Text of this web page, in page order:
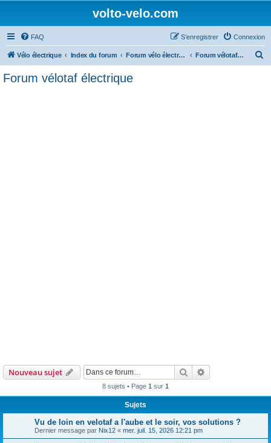
volto-velo.com
FAQ Connexion
S’enregistrer
Vélo électrique Index du forum Forum vélo électrique Urbain Forum vélotaf électrique
Forum vélotaf électrique
Nouveau sujet Rechercher
8 sujets • Page 1 sur 1
Sujets
Vu de loin en velotaf a l'aube et le soir, vos solutions ?
Dernier message par Nix12 « mer. juil. 15, 2026 12:21 pm